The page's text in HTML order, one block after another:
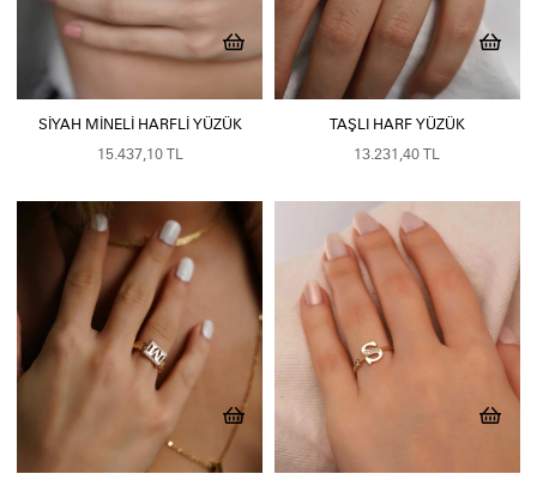
SIYAH MINELI HARFLI YÜZÜK
15.437,10 TL
TAŞLI HARF YÜZÜK
13.231,40 TL